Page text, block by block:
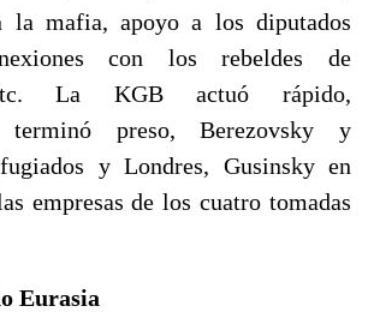
la mafia, apoyo a los diputados
con los rebeldes de
La KGB actuó rápido,
terminó preso, Berezovsky y
y Londres, Gusinsky en
empresas de los cuatro tomadas
Eurasia